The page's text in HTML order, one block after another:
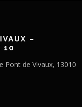
–
10
Pont de Vivaux, 13010